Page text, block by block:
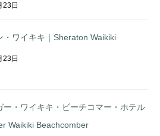
23日
・ワイキキ｜Sheraton Waikiki
23日
ー・ワイキキ・ビーチコマー・ホテル
Waikiki Beachcomber